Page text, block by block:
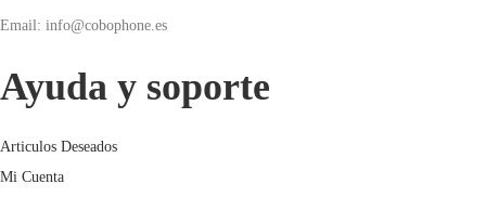
Email: info@cobophone.es
Ayuda y soporte
Articulos Deseados
Mi Cuenta